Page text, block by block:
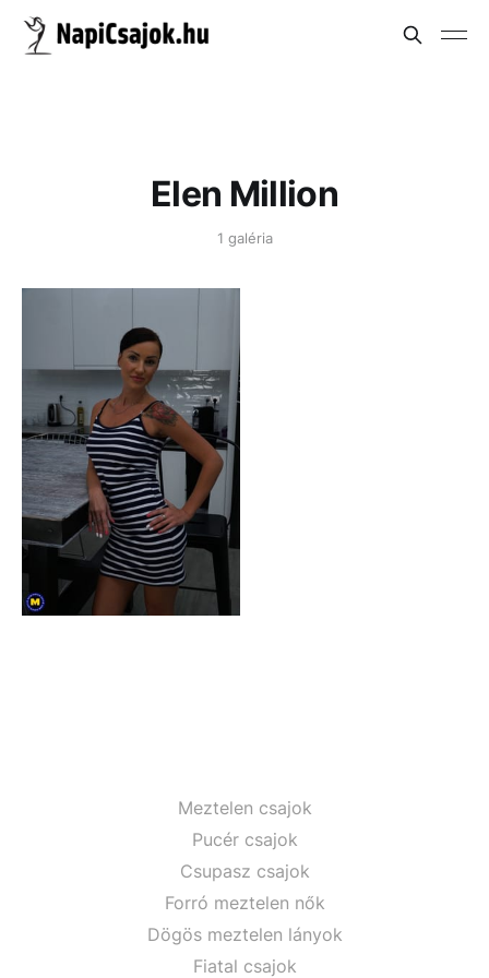
Elen Million
1 galéria
Meztelen csajok
Pucér csajok
Csupasz csajok
Forró meztelen nők
Dögös meztelen lányok
Fiatal csajok